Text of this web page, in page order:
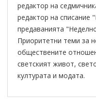
редактор на
редактор на списание
предаванията
Приоритетни теми за
обществените
светският живот,
културата и модата.